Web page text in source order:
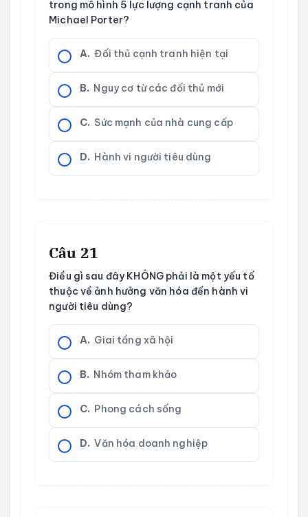
trong mô hình 5 lực lượng cạnh tranh của
Michael Porter?
A. Đối thủ cạnh tranh hiện tại
B. Nguy cơ từ các đối thủ mới
C. Sức mạnh của nhà cung cấp
D. Hành vi người tiêu dùng
Câu 21
Điều gì sau đây KHÔNG phải là một yếu tố
thuộc về ảnh hưởng văn hóa đến hành vi
người tiêu dùng?
A. Giai tầng xã hội
B. Nhóm tham khảo
C. Phong cách sống
D. Văn hóa doanh nghiệp